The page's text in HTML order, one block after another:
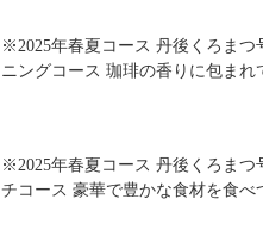
※2025年春夏コース 丹後くろまつ
ニングコース 珈琲の香りに包まれ
※2025年春夏コース 丹後くろまつ
チコース 豪華で豊かな食材を食べ